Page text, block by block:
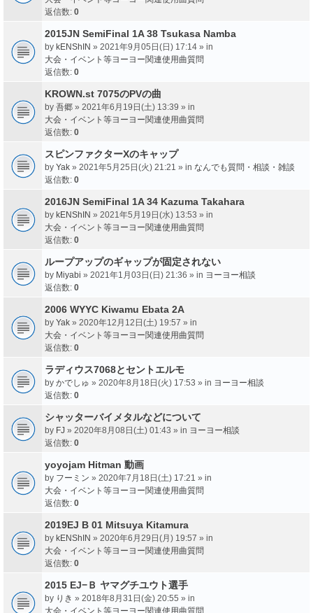
返信数: 0
2015JN SemiFinal 1A 38 Tsukasa Namba
by kENShIN » 2021年9月05日(日) 17:14 » in
大会・イベント等ヨーヨー関連使用曲質問
返信数: 0
KROWN.st 7075のPVの曲
by 吾郷 » 2021年6月19日(土) 13:39 » in
大会・イベント等ヨーヨー関連使用曲質問
返信数: 0
スピンファクターXのキャップ
by Yak » 2021年5月25日(火) 21:21 » in なんでも質問・相談・雑談
返信数: 0
2016JN SemiFinal 1A 34 Kazuma Takahara
by kENShIN » 2021年5月19日(水) 13:53 » in
大会・イベント等ヨーヨー関連使用曲質問
返信数: 0
ループアップのギャップが固定されない
by Miyabi » 2021年1月03日(日) 21:36 » in ヨーヨー相談
返信数: 0
2006 WYYC Kiwamu Ebata 2A
by Yak » 2020年12月12日(土) 19:57 » in
大会・イベント等ヨーヨー関連使用曲質問
返信数: 0
ラディウス7068とセントエルモ
by かでしゅ » 2020年8月18日(火) 17:53 » in ヨーヨー相談
返信数: 0
シャッターバイメタルなどについて
by FJ » 2020年8月08日(土) 01:43 » in ヨーヨー相談
返信数: 0
yoyojam Hitman 動画
by フーミン » 2020年7月18日(土) 17:21 » in
大会・イベント等ヨーヨー関連使用曲質問
返信数: 0
2019EJ B 01 Mitsuya Kitamura
by kENShIN » 2020年6月29日(月) 19:57 » in
大会・イベント等ヨーヨー関連使用曲質問
返信数: 0
2015 EJ−Ｂ ヤマグチユウト選手
by りき » 2018年8月31日(金) 20:55 » in
大会・イベント等ヨーヨー関連使用曲質問